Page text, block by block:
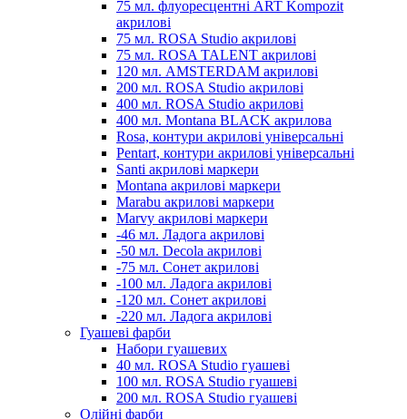
75 мл. флуоресцентні ART Kompozit
акрилові
75 мл. ROSA Studio акрилові
75 мл. ROSA TALENT акрилові
120 мл. AMSTERDAM акрилові
200 мл. ROSA Studio акрилові
400 мл. ROSA Studio акрилові
400 мл. Montana BLACK акрилова
Rosa, контури акрилові універсальні
Pentart, контури акрилові універсальні
Santi акрилові маркери
Montana акрилові маркери
Marabu акрилові маркери
Marvy акрилові маркери
-46 мл. Ладога акрилові
-50 мл. Decola акрилові
-75 мл. Сонет акрилові
-100 мл. Ладога акрилові
-120 мл. Сонет акрилові
-220 мл. Ладога акрилові
Гуашеві фарби
Набори гуашевих
40 мл. ROSA Studio гуашеві
100 мл. ROSA Studio гуашеві
200 мл. ROSA Studio гуашеві
Олійні фарби